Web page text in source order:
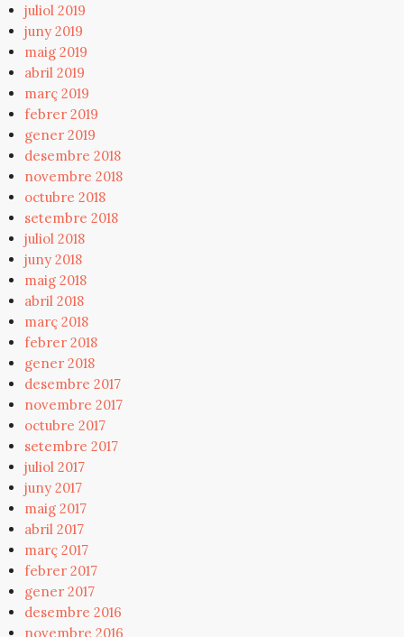
juliol 2019
juny 2019
maig 2019
abril 2019
març 2019
febrer 2019
gener 2019
desembre 2018
novembre 2018
octubre 2018
setembre 2018
juliol 2018
juny 2018
maig 2018
abril 2018
març 2018
febrer 2018
gener 2018
desembre 2017
novembre 2017
octubre 2017
setembre 2017
juliol 2017
juny 2017
maig 2017
abril 2017
març 2017
febrer 2017
gener 2017
desembre 2016
novembre 2016